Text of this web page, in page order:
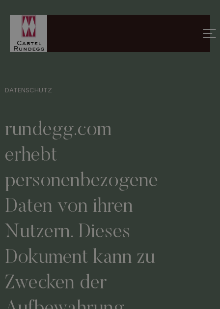
DATENSCHUTZ
rundegg.com
erhebt
personenbezogene
Daten von ihren
Nutzern. Dieses
Dokument kann zu
Zwecken der